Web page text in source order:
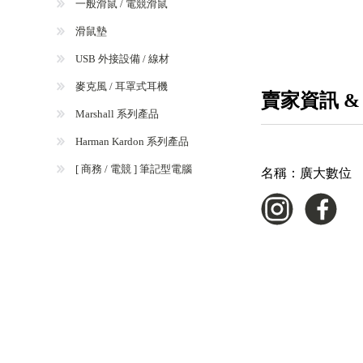
賣家資訊 &
名稱： 廣大數位
一般滑鼠 / 電競滑鼠
滑鼠墊
USB 外接設備 / 線材
麥克風 / 耳罩式耳機
Marshall 系列產品
Harman Kardon 系列產品
[ 商務 / 電競 ] 筆記型電腦